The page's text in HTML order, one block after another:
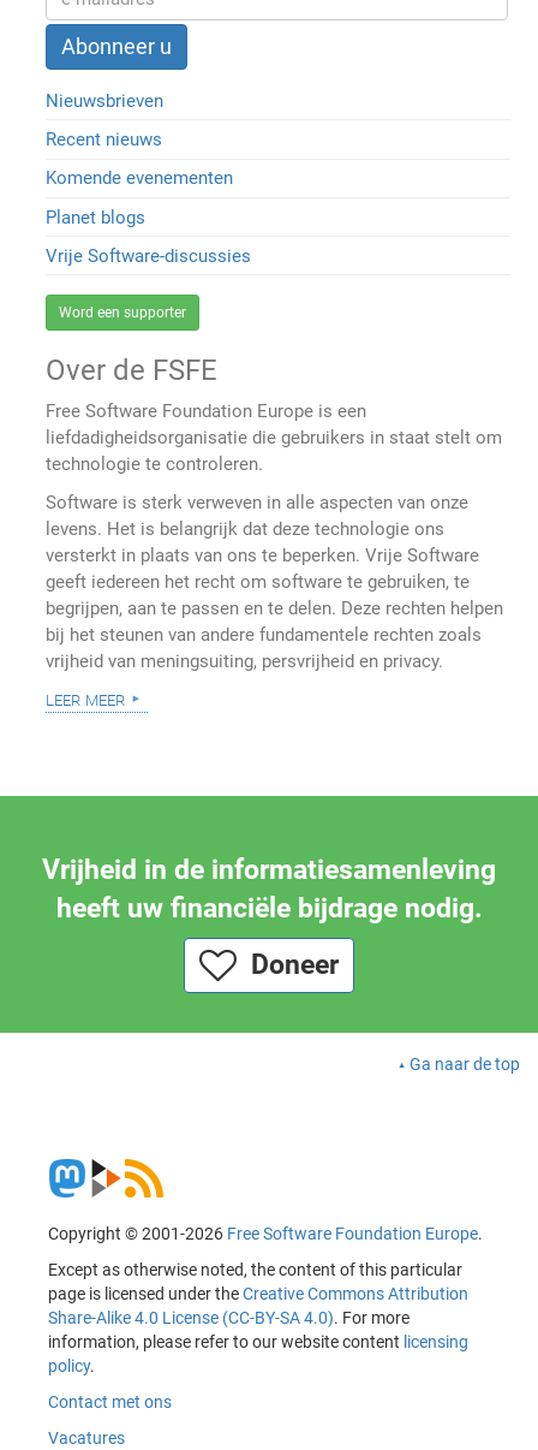
Nieuwsbrieven
Recent nieuws
Komende evenementen
Planet blogs
Vrije Software-discussies
Word een supporter
Over de FSFE
Free Software Foundation Europe is een
liefdadigheidsorganisatie die gebruikers in staat stelt om
technologie te controleren.
Software is sterk verweven in alle aspecten van onze
levens. Het is belangrijk dat deze technologie ons
versterkt in plaats van ons te beperken. Vrije Software
geeft iedereen het recht om software te gebruiken, te
begrijpen, aan te passen en te delen. Deze rechten helpen
bij het steunen van andere fundamentele rechten zoals
vrijheid van meningsuiting, persvrijheid en privacy.
leer meer
Vrijheid in de informatiesamenleving
heeft uw financiële bijdrage nodig.
Doneer
Ga naar de top
Copyright © 2001-2026 Free Software Foundation Europe.
Except as otherwise noted, the content of this particular
page is licensed under theCreative Commons Attribution
Share-Alike 4.0 License (CC-BY-SA 4.0). For more
information, please refer to our website content licensing
policy.
Contact met ons
Vacatures